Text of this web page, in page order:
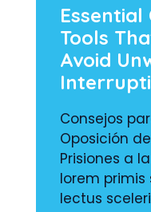
Tools
Avoid
Consejos
Oposición
Prisiones a
lorem
lectus